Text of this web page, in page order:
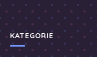
KATEGORIE